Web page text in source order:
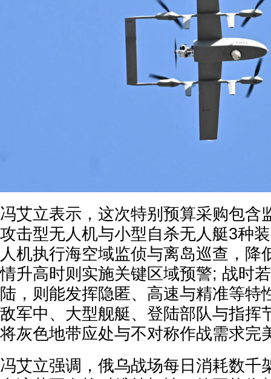
冯艾立表示，这次特别预算采购包含
攻击型无人机与小型自杀无人艇3种
人机执行海空域监侦与离岛巡查，降
情升高时则实施关键区域预警; 战时
陆，则能发挥隐匿、高速与精准等特
敌军中、大型舰艇、登陆部队与指挥
将灰色地带应处与不对称作战需求完
冯艾立强调，俄乌战场每日消耗数千